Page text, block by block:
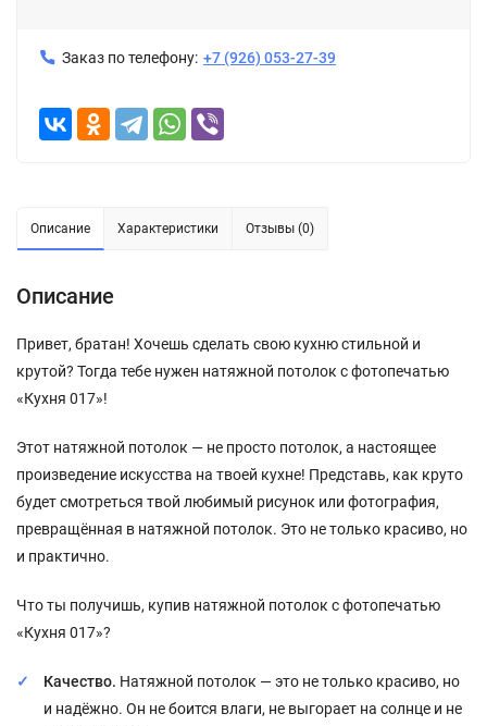
Заказ по телефону: +7 (926) 053-27-39
Описание Характеристики Отзывы (0)
Описание
Привет, братан! Хочешь сделать свою кухню стильной и
крутой? Тогда тебе нужен натяжной потолок с фотопечатью
«Кухня 017»!
Этот натяжной потолок — не просто потолок, а настоящее
произведение искусства на твоей кухне! Представь, как круто
будет смотреться твой любимый рисунок или фотография,
превращённая в натяжной потолок. Это не только красиво, но
и практично.
Что ты получишь, купив натяжной потолок с фотопечатью
«Кухня 017»?
Качество. Натяжной потолок — это не только красиво, но
и надёжно. Он не боится влаги, не выгорает на солнце и не